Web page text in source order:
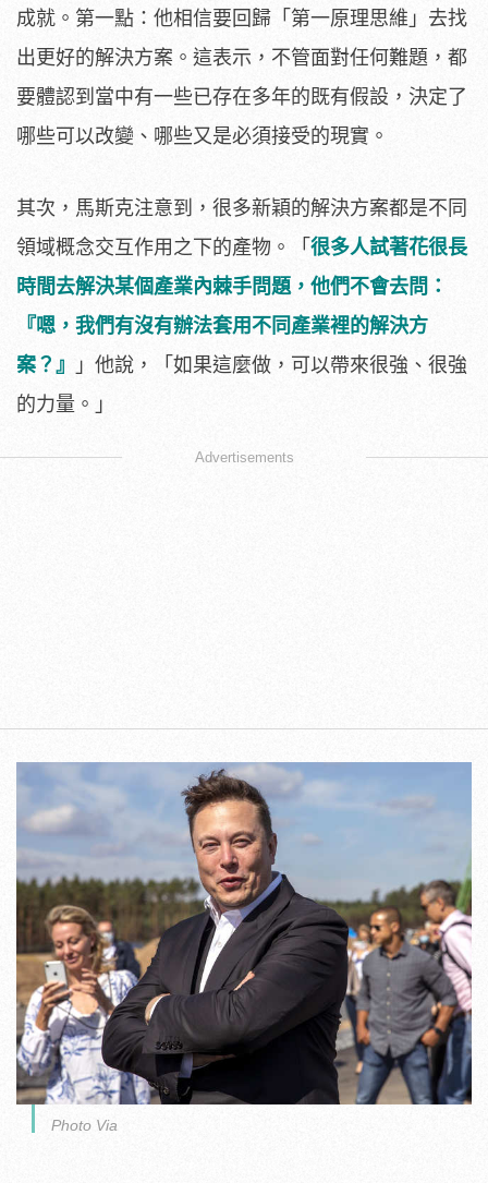
成就。第一點：他相信要回歸「第一原理思維」去找
出更好的解決方案。這表示，不管面對任何難題，都
要體認到當中有一些已存在多年的既有假設，決定了
哪些可以改變、哪些又是必須接受的現實。
其次，馬斯克注意到，很多新穎的解決方案都是不同
領域概念交互作用之下的產物。「 很多人試著花很長
時間去解決某個產業內棘手問題，他們不會去問：
『嗯，我們有沒有辦法套用不同產業裡的解決方
案？』
」他說，「如果這麼做，可以帶來很強、很強
的力量。」
Advertisements
Photo Via